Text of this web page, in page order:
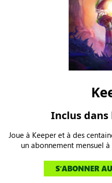
Inclus dans
Joue à Keeper et à des
un abonnement mensuel
SʼABONNER